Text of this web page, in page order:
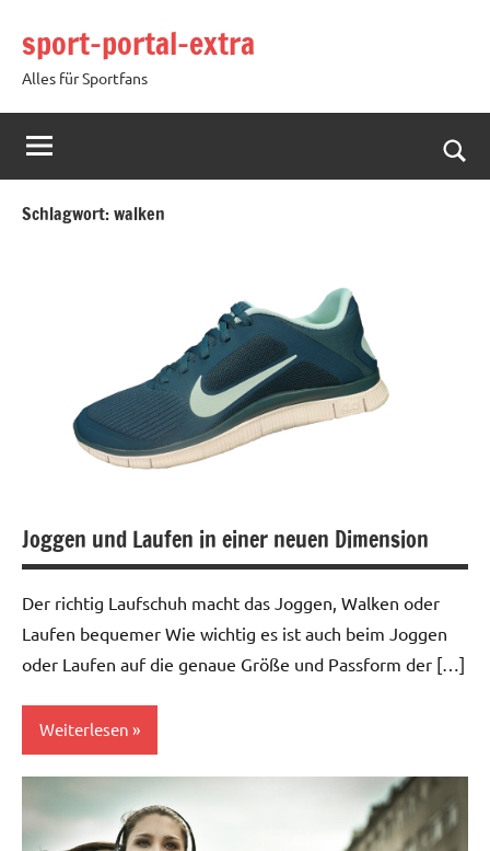
Inhalt
springen
sport-portal-extra
Alles für Sportfans
Schlagwort:walken
Joggen und Laufen in einer neuen Dimension
Der richtig Laufschuh macht das Joggen, Walken oder
Laufen bequemer Wie wichtig es ist auch beim Joggen
oder Laufen auf die genaue Größe und Passform der […]
Weiterlesen